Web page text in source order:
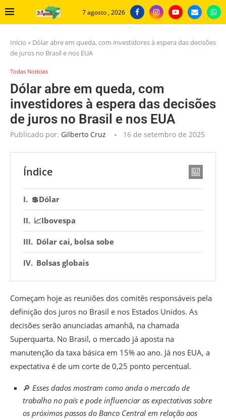
7 agosto , 2026
Início » Dólar abre em queda, com investidores à espera das decisões
de juros no Brasil e nos EUA
Todas Noticias
Dólar abre em queda, com
investidores à espera das decisões
de juros no Brasil e nos EUA
Publicado por: Gilberto Cruz 16 de setembro de 2025
Índice
💲Dólar
📈Ibovespa
Dólar cai, bolsa sobe
Bolsas globais
Começam hoje as reuniões dos comitês responsáveis pela
definição dos juros no Brasil e nos Estados Unidos. As
decisões serão anunciadas amanhã, na chamada
Superquarta. No Brasil, o mercado já aposta na
manutenção da taxa básica em 15% ao ano. Já nos EUA, a
expectativa é de um corte de 0,25 ponto percentual.
🔎 Esses dados mostram como anda o mercado de
trabalho no país e pode influenciar as expectativas sobre
os próximos passos do Banco Central em relação aos